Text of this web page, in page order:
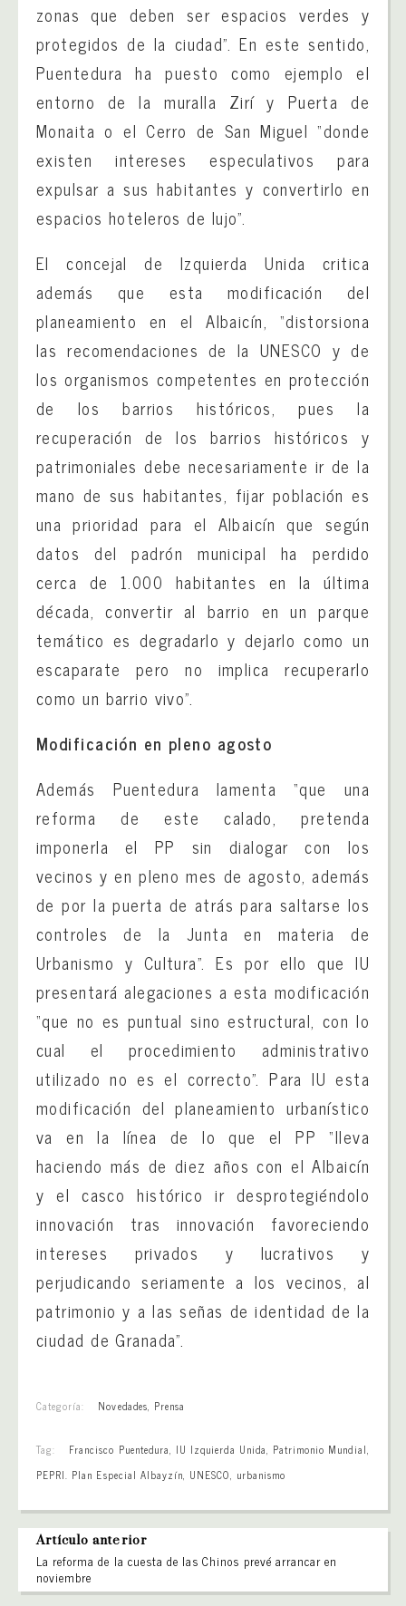
zonas que deben ser espacios verdes y
protegidos de la ciudad”. En este sentido,
Puentedura ha puesto como ejemplo el
entorno de la muralla Zirí y Puerta de
Monaita o el Cerro de San Miguel “donde
existen intereses especulativos para
expulsar a sus habitantes y convertirlo en
espacios hoteleros de lujo”.
El concejal de Izquierda Unida critica
además que esta modificación del
planeamiento en el Albaicín, “distorsiona
las recomendaciones de la UNESCO y de
los organismos competentes en protección
de los barrios históricos, pues la
recuperación de los barrios históricos y
patrimoniales debe necesariamente ir de la
mano de sus habitantes, fijar población es
una prioridad para el Albaicín que según
datos del padrón municipal ha perdido
cerca de 1.000 habitantes en la última
década, convertir al barrio en un parque
temático es degradarlo y dejarlo como un
escaparate pero no implica recuperarlo
como un barrio vivo”.
Modificación en pleno agosto
Además Puentedura lamenta “que una
reforma de este calado, pretenda
imponerla el PP sin dialogar con los
vecinos y en pleno mes de agosto, además
de por la puerta de atrás para saltarse los
controles de la Junta en materia de
Urbanismo y Cultura”. Es por ello que IU
presentará alegaciones a esta modificación
“que no es puntual sino estructural, con lo
cual el procedimiento administrativo
utilizado no es el correcto”. Para IU esta
modificación del planeamiento urbanístico
va en la línea de lo que el PP “lleva
haciendo más de diez años con el Albaicín
y el casco histórico ir desprotegiéndolo
innovación tras innovación favoreciendo
intereses privados y lucrativos y
perjudicando seriamente a los vecinos, al
patrimonio y a las señas de identidad de la
ciudad de Granada”.
Categoría: Novedades Prensa
Tag: Francisco Puentedura IU Izquierda Unida Patrimonio Mundial
PEPRI. Plan Especial Albayzín UNESCO urbanismo
Artículo anterior
La reforma de la cuesta de las Chinos prevé arrancar en
noviembre